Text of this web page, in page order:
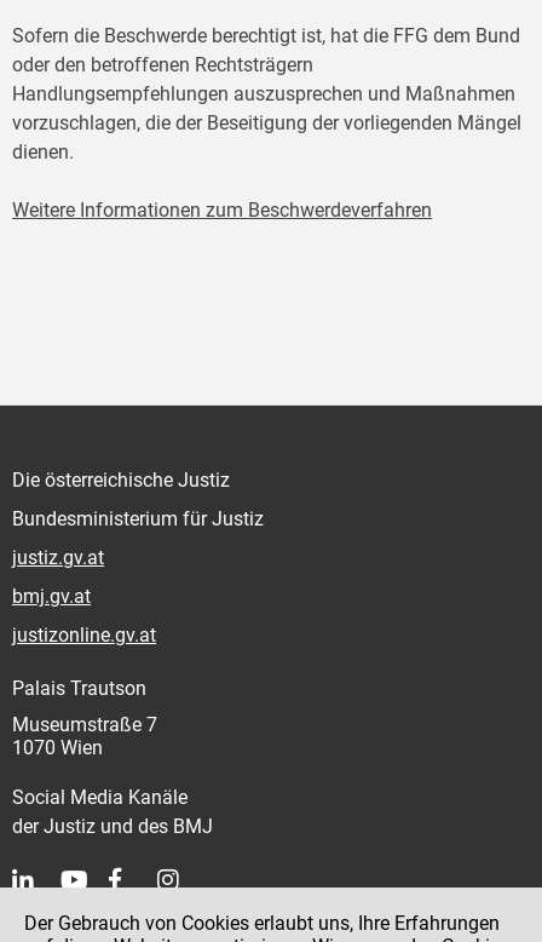
Sofern die Beschwerde berechtigt ist, hat die FFG dem Bund
oder den betroffenen Rechtsträgern
Handlungsempfehlungen auszusprechen und Maßnahmen
vorzuschlagen, die der Beseitigung der vorliegenden Mängel
dienen.
Weitere Informationen zum Beschwerdeverfahren
Die österreichische Justiz
Bundesministerium für Justiz
justiz.gv.at
bmj.gv.at
justizonline.gv.at
Palais Trautson
Museumstraße 7
1070 Wien
Social Media Kanäle
der Justiz und des BMJ
Kontakt
Der Gebrauch von Cookies erlaubt uns, Ihre Erfahrungen